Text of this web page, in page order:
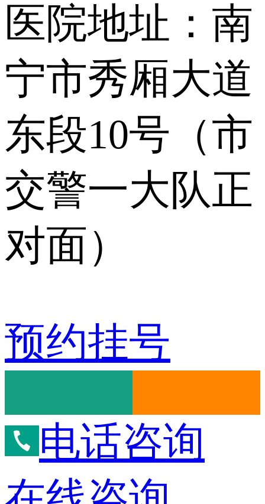
医院地址：南
宁市秀厢大道
东段10号（市
交警一大队正
对面）
预约挂号
电话咨询